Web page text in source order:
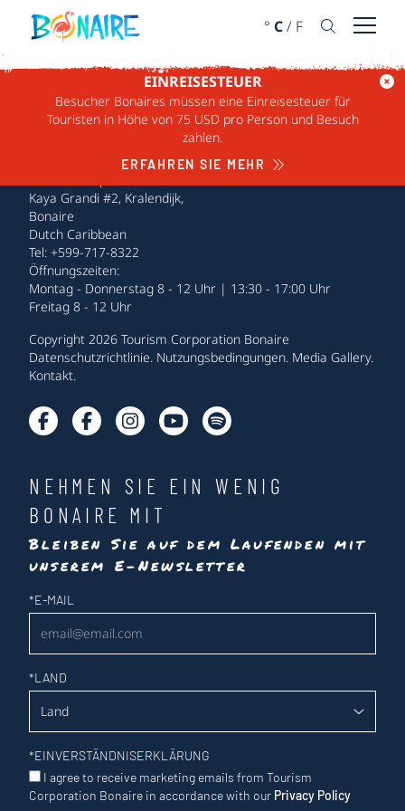
WEITER ZUM INHALT
° C/ F Menü
EINREISESTEUER
Besucher Bonaires müssen eine Einreisesteuer für
Touristen in Höhe von 75 USD pro Person und Besuch
zahlen.
ERFAHREN SIE MEHR
Kaya Grandi #2, Kralendijk,
Bonaire
Dutch Caribbean
Tel: +599-717-8322
Öffnungszeiten:
Montag - Donnerstag 8 - 12 Uhr | 13:30 - 17:00 Uhr
Freitag 8 - 12 Uhr
Copyright 2026 Tourism Corporation Bonaire
Datenschutzrichtlinie. Nutzungsbedingungen. Media Gallery.
Kontakt.
NEHMEN SIE EIN WENIG
BONAIRE MIT
Bleiben Sie auf dem Laufenden mit
unserem E-Newsletter
Newsletter
*E-MAIL
*LAND
*EINVERSTÄNDNISERKLÄRUNG
I agree to receive marketing emails from Tourism
Corporation Bonaire in accordance with our Privacy Policy